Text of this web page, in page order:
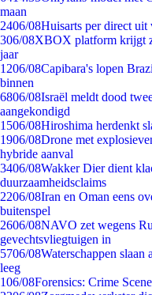
maan
2406/08Huisarts per direct
306/08XBOX platform krijgt
jaar
1206/08Capibara's lopen
binnen
6806/08Israël meldt dood
aangekondigd
1506/08Hiroshima herdenkt
1906/08Drone met
hybride aanval
3406/08Wakker Dier dient
duurzaamheidsclaims
2206/08Iran en Oman eens
buitenspel
2606/08NAVO zet wegens
gevechtsvliegtuigen in
5706/08Waterschappen slaan
leeg
106/08Forensics: Crime